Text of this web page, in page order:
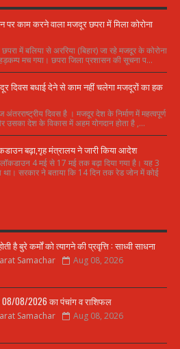
पर काम करने वाला मजदूर छपरा में मिला कोरोना
में बलिया से अररिया (बिहार) जा रहे मजदूर के कोरोना
मच गया। छपरा जिला प्रशासन की सूचना प...
दिवस बधाई देने से काम नहीं चलेगा मजदूरों का हक
दिवस है । मजदूर देश के निर्माण में महत्वपूर्ण
उसका देश के विकास में अहम योगदान होता है ,...
बढ़ा,गृह मंत्रालय ने जारी किया आदेश
4 मई से 17 मई तक बढ़ा दिया गया है। यह 3
था। सरकार ने बताया कि 14 दिन तक रेड जोन में कोई
है बुरे कर्मों को त्यागने की प्रवृत्ति : साध्वी साधना
Samachar Aug 08, 2026
08/2026 का पंचांग व राशिफल
Samachar Aug 08, 2026